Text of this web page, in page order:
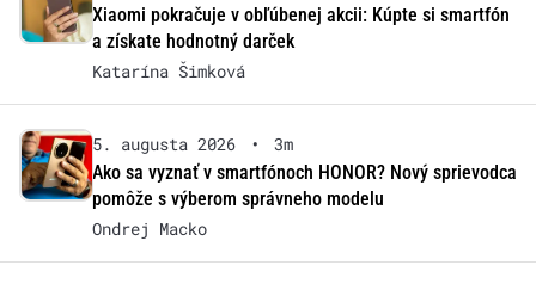
Xiaomi pokračuje v obľúbenej akcii: Kúpte si smartfón
a získate hodnotný darček
Katarína Šimková
5. augusta 2026 •
3m
Ako sa vyznať v smartfónoch HONOR? Nový sprievodca
pomôže s výberom správneho modelu
Ondrej Macko